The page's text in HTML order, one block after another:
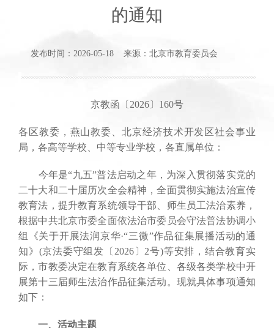
的通知
发布时间：2026-05-18 来源：北京市教育委员会
京教函〔2026〕160号
各区教委，燕山教委、北京经济技术开发区社会事业
局，各高等学校、中等专业学校，各直属单位：
今年是“九五”普法启动之年，为深入贯彻落实党的
二十大和二十届历次全会精神，全面贯彻实施法治宣传
教育法，提升教育系统领导干部、师生员工法治素养，
根据中共北京市委全面依法治市委员会守法普法协调小
组《关于开展法润京华·“三微”作品征集展播活动的通
知》(京法委守组发〔2026〕2号)等安排，结合教育实
际，市教委决定在教育系统各单位、各级各类学校中开
展第十三届师生法治作品征集活动。现就具体事项通知
如下：
一、活动主题